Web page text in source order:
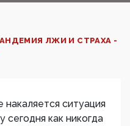
ЛЖИ И СТРАХА -
ситуация
как никогда